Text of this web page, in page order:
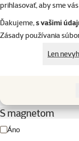
prihlasovať, aby sme
Ďakujeme,s vašimi
Zásady používania
Len
Materiál
Kov
S magnetom
Áno